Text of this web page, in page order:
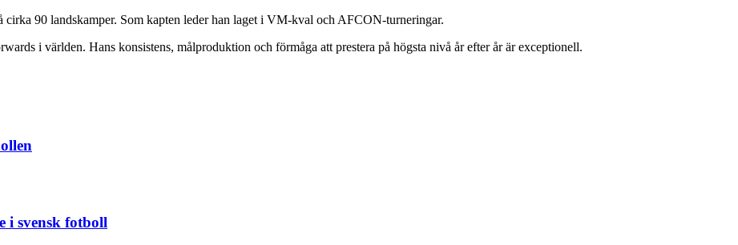
90 landskamper. Som kapten leder han laget i VM-kval och AFCON-turneringar.
i världen. Hans konsistens, målproduktion och förmåga att prestera på högsta nivå år efter år är exceptionell.
i svensk fotboll